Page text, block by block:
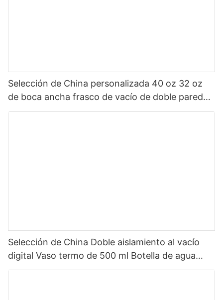
Selección de China personalizada 40 oz 32 oz
de boca ancha frasco de vacío de doble pared
botella de agua deportiva aislada de acero
Selección de China Doble aislamiento al vacío
digital Vaso termo de 500 ml Botella de agua
inteligente de acero inoxidable con pantalla LED